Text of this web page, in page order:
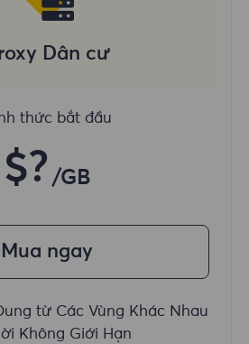
Dân cư
thức bắt đầu
$? /GB
Mua ngay
từ Các Vùng Khác Nhau
Không Giới Hạn